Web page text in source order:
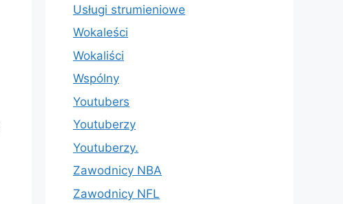
Usługi strumieniowe
Wokaleści
Wokaliści
Wspólny
Youtubers
Youtuberzy
Youtuberzy.
Zawodnicy NBA
Zawodnicy NFL